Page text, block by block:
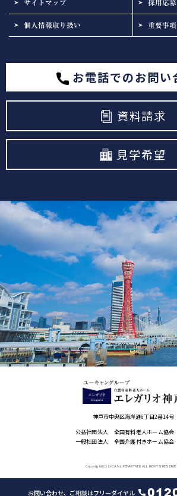
サイトマップ 採用応
個人情報取り扱い 重要事
お電話でのお問い
資料請求
見学希望
神戸市中央区海岸通6丁目2番14号
お問い合わせ、ご相談はフリーダイヤル
公益社団法人 全国有料老人ホーム協
一般社団法人 全国介護付きホーム協
Copyright(C) U-CAN LIFEPARTNER ALL RIGHTS